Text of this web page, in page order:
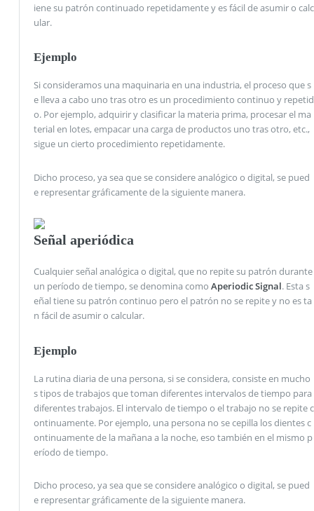
iene su patrón continuado repetidamente y es fácil de asumir o calc
ular.
Ejemplo
Si consideramos una maquinaria en una industria, el proceso que s
e lleva a cabo uno tras otro es un procedimiento continuo y repetid
o. Por ejemplo, adquirir y clasificar la materia prima, procesar el ma
terial en lotes, empacar una carga de productos uno tras otro, etc.,
sigue un cierto procedimiento repetidamente.
Dicho proceso, ya sea que se considere analógico o digital, se pued
e representar gráficamente de la siguiente manera.
Señal aperiódica
Cualquier señal analógica o digital, que no repite su patrón durante
un período de tiempo, se denomina como Aperiodic Signal. Esta s
eñal tiene su patrón continuo pero el patrón no se repite y no es ta
n fácil de asumir o calcular.
Ejemplo
La rutina diaria de una persona, si se considera, consiste en mucho
s tipos de trabajos que toman diferentes intervalos de tiempo para
diferentes trabajos. El intervalo de tiempo o el trabajo no se repite c
ontinuamente. Por ejemplo, una persona no se cepilla los dientes c
ontinuamente de la mañana a la noche, eso también en el mismo p
eríodo de tiempo.
Dicho proceso, ya sea que se considere analógico o digital, se pued
e representar gráficamente de la siguiente manera.